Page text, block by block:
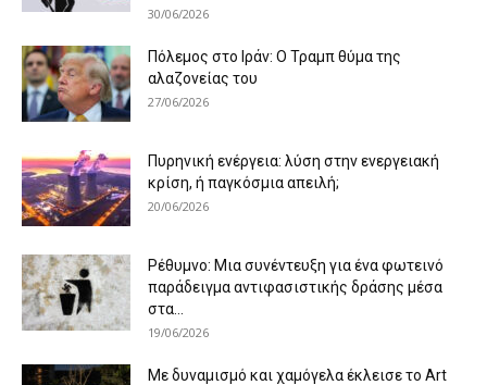
30/06/2026
Πόλεμος στο Ιράν: Ο Τραμπ θύμα της
αλαζονείας του
27/06/2026
Πυρηνική ενέργεια: λύση στην ενεργειακή
κρίση, ή παγκόσμια απειλή;
20/06/2026
Ρέθυμνο: Μια συνέντευξη για ένα φωτεινό
παράδειγμα αντιφασιστικής δράσης μέσα
στα...
19/06/2026
Με δυναμισμό και χαμόγελα έκλεισε το Art